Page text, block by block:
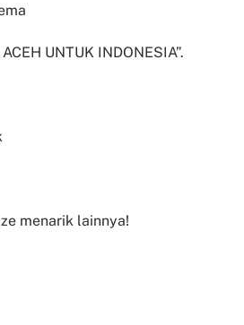
UNTUK INDONESIA”.
menarik lainnya!